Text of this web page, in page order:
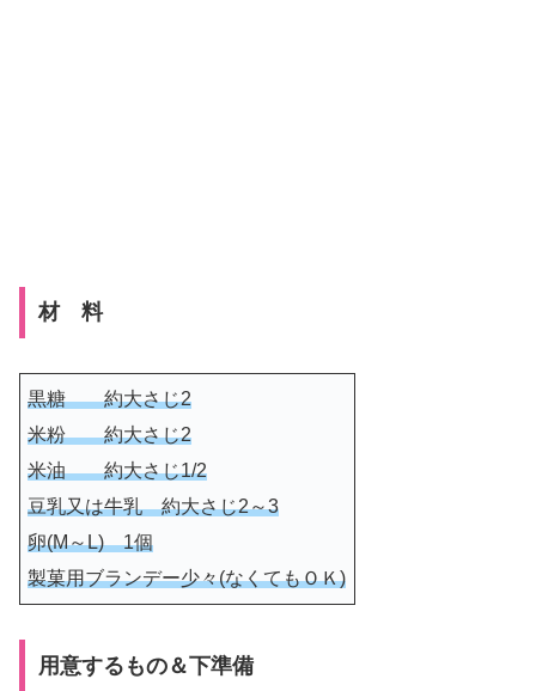
材 料
黒糖 約大さじ2
米粉 約大さじ2
米油 約大さじ1/2
豆乳又は牛乳 約大さじ2～3
卵(M～L) 1個
製菓用ブランデー少々(なくてもＯＫ)
用意するもの＆下準備